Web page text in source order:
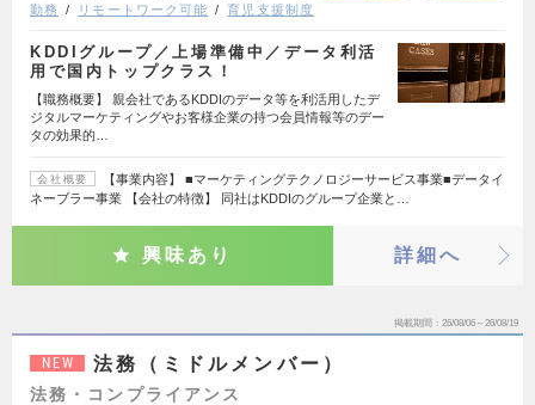
勤務
リモートワーク可能 育児支援制度
KDDIグループ／上場準備中／データ利活
用で国内トップクラス！
【職務概要】 親会社であるKDDIのデータ等を利活用したデ
ジタルマーケティングやお客様企業の持つ会員情報等のデー
タの効果的…
会社概要
【事業内容】 ■マーケティングテクノロジーサービス事業■データイ
ネーブラー事業 【会社の特徴】 同社はKDDIのグループ企業と…
興味あり 詳細へ
掲載期間 26/08/06～26/08/19
NEW 法務（ミドルメンバー）
法務・コンプライアンス